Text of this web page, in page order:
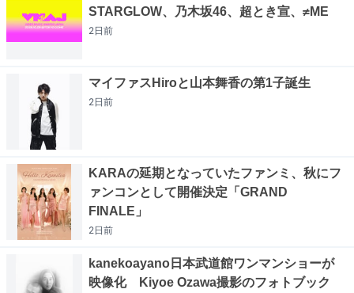
STARGLOW、乃木坂46、超とき宣、≠ME
2日前
マイファスHiroと山本舞香の第1子誕生
2日前
KARAの延期となっていたファンミ、秋にフ
ァンコンとして開催決定「GRAND
FINALE」
2日前
kanekoayano日本武道館ワンマンショーが
映像化 Kiyoe Ozawa撮影のフォトブック